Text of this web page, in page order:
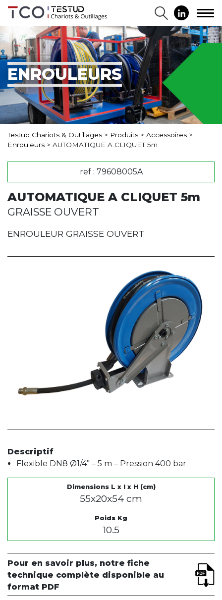
ENROULEURS
Testud Chariots & Outillages > Produits > Accessoires >
Enrouleurs > AUTOMATIQUE A CLIQUET 5m
AUTOMATIQUE A CLIQUET 5m
GRAISSE OUVERT
ref : 79608005A
ENROULEUR GRAISSE OUVERT
Descriptif
Flexible DN8 Ø1/4” – 5 m – Pression 400 bar
Dimensions L x l x H (cm)
55x20x54 cm
Poids Kg
10.5
Pour en savoir plus, notre fiche
technique complète disponible au
format PDF